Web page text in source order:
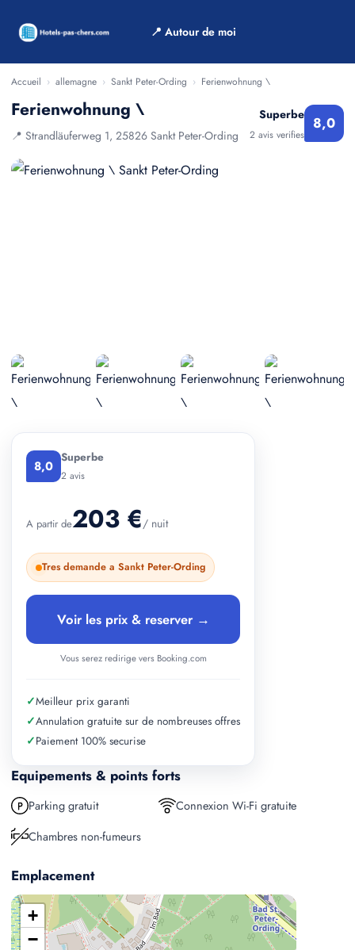
📍 Autour de moi
Accueil › allemagne › Sankt Peter-Ording › Ferienwohnung \
Ferienwohnung \
📍 Strandläuferweg 1, 25826 Sankt Peter-Ording
Superbe
2 avis verifies
8,0
Equipements & points forts
Parking gratuit
Connexion Wi-Fi gratuite
Chambres non-fumeurs
Emplacement
+
−
8,0 Superbe
2 avis
A partir de203 €/ nuit
Tres demande a Sankt Peter-Ording
Voir les prix & reserver →
Vous serez redirige vers Booking.com
✓Meilleur prix garanti
✓Annulation gratuite sur de nombreuses offres
✓Paiement 100% securise